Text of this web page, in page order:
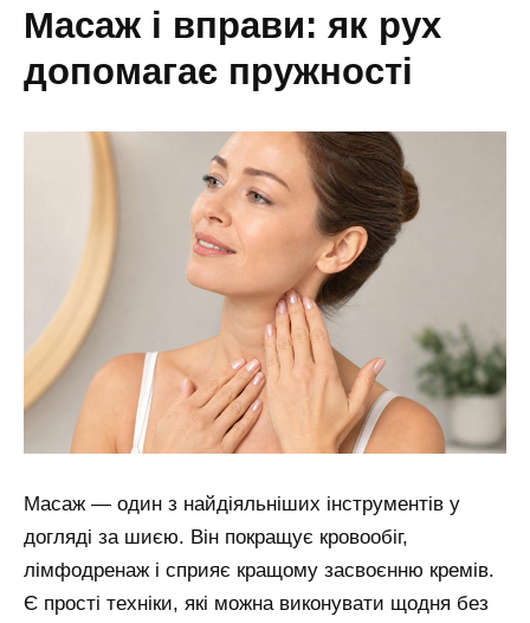
масаж і вправи: як рух
допомагає пружності
Масаж — один з найдіяльніших інструментів у
догляді за шиєю. Він покращує кровообіг,
лімфодренаж і сприяє кращому засвоєнню кремів.
Є прості техніки, які можна виконувати щодня без